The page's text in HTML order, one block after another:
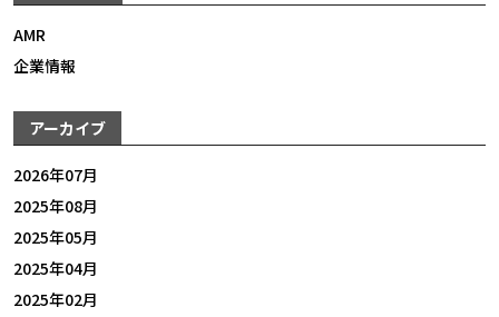
AMR
企業情報
アーカイブ
2026年07月
2025年08月
2025年05月
2025年04月
2025年02月